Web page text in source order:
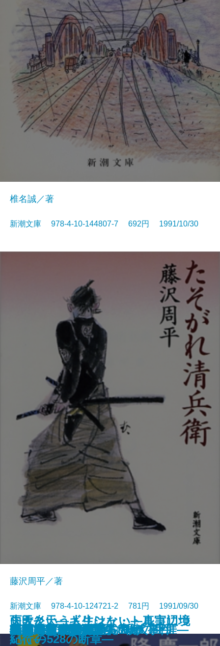
状況曲線〔下〕
凶夢など30
縛られた巨人―南方熊楠の生涯―
異人たちとの夏
ひざまずいて足をお舐め
仮釈放
ふたり
哀愁の町に霧が降るのだ〔上〕
哀愁の町に霧が降るのだ〔下〕
椎名誠／著
新潮文庫 978-4-10-144807-7 692円 1991/10/30
たそがれ清兵衛
藤沢周平／著
新潮文庫 978-4-10-124721-2 781円 1991/09/30
一夢庵風流記
新編 宮沢賢治詩集
雨天炎天―ギリシャ・トルコ辺境
紀行―
特急「あさしお3号」殺人事件
レパントの海戦
失敗という人生はない―真実につ
いての528の断章―
風流江戸雀
黒幕
新橋烏森口青春篇
ロードス島攻防記